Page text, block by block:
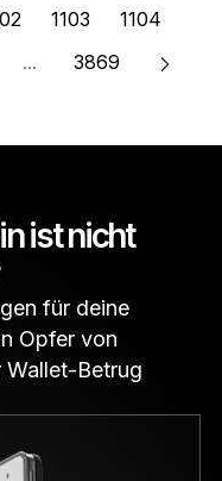
1103
1104
... 3869
ist nicht
für deine
Opfer von
Wallet-Betrug